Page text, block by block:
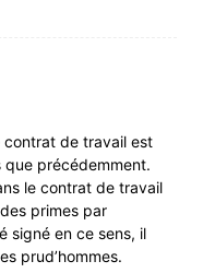
contrat de travail est
que précédemment.
le contrat de travail
primes par
signé en ce sens, il
prud’hommes.